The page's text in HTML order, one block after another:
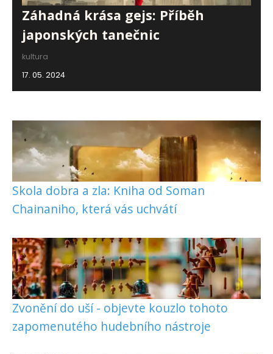
Záhadná krása gejs: Příběh
japonských tanečnic
kultura
17. 05. 2024
Skola dobra a zla: Kniha od Soman
Chainaniho, která vás uchvátí
Zvonění do uší - objevte kouzlo tohoto
zapomenutého hudebního nástroje